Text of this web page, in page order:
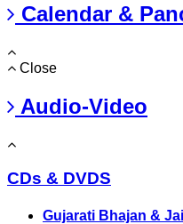
Calendar &
Close
Audio-Video
CDs & DVDS
Gujarati Bhajan &